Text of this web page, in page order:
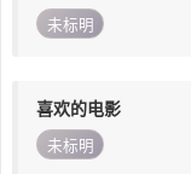
未标明
喜欢的电影
未标明